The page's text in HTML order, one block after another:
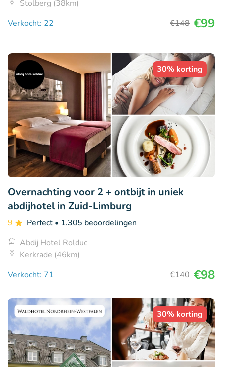
Stolberg (38km)
Verkocht: 22
€148 €99
30% korting
Overnachting voor 2 + ontbijt in uniek
abdijhotel in Zuid-Limburg
9 Perfect • 1.305 beoordelingen
Abdij Hotel Rolduc
Kerkrade (46km)
Verkocht: 71
€140 €98
30% korting